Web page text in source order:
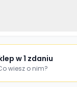
w 1 zdaniu
wiesz o nim?